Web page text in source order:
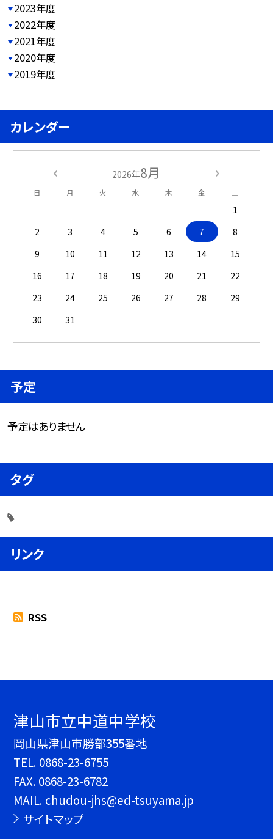
2023年度
2022年度
2021年度
2020年度
2019年度
カレンダー
2026年8月
日 月 火 水 木 金 土
1
2
3 4 5 6 7
8
9
10 11 12 13 14
15
16
17 18 19 20 21
22
23
24 25 26 27 28
29
30
31
予定
予定はありません
タグ
リンク
RSS
津山市立中道中学校
岡山県津山市勝部355番地
TEL. 0868-23-6755
FAX. 0868-23-6782
MAIL. chudou-jhs@ed-tsuyama.jp
サイトマップ